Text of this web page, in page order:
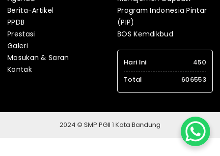
Berita-Artikel
PPDB
Prestasi
Galeri
Masukan & Saran
Kontak
Program Indonesia Pintar
(PIP)
BOS Kemdikbud
Hari Ini
450
Total
606553
2024 © SMP PGII 1 Kota Bandung